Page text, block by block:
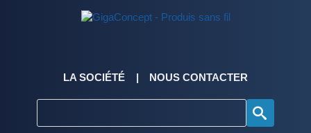
LA SOCIÉTÉ NOUS CONTACTER